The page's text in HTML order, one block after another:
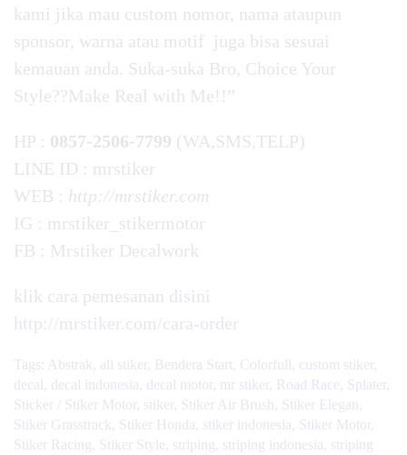
kami jika mau custom nomor, nama ataupun
sponsor, warna atau motif juga bisa sesuai
kemauan anda. Suka-suka Bro, Choice Your
Style??Make Real with Me!!”
HP : 0857-2506-7799 (WA,SMS,TELP)
LINE ID : mrstiker
WEB : http://mrstiker.com
IG : mrstiker_stikermotor
FB : Mrstiker Decalwork
klik cara pemesanan disini
http://mrstiker.com/cara-order
Tags: Abstrak all stiker Bendera Start Colorfull custom stiker
decal
decal indonesia decal motor mr stiker Road Race Splater
Sticker / Stiker Motor
stiker Stiker Air Brush Stiker Elegan
Stiker Grasstrack
Stiker Honda stiker indonesia Stiker Motor
Stiker Racing
Stiker Style striping striping indonesia striping